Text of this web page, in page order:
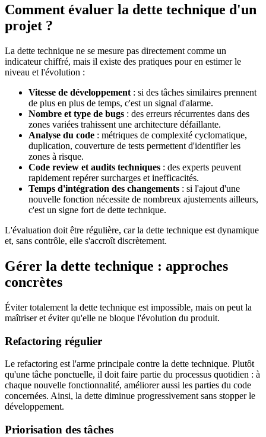
Comment évaluer la dette technique d'un
projet ?
La dette technique ne se mesure pas directement comme un
indicateur chiffré, mais il existe des pratiques pour en estimer le
niveau et l'évolution :
Vitesse de développement : si des tâches similaires prennent
de plus en plus de temps, c'est un signal d'alarme.
Nombre et type de bugs : des erreurs récurrentes dans des
zones variées trahissent une architecture défaillante.
Analyse du code : métriques de complexité cyclomatique,
duplication, couverture de tests permettent d'identifier les
zones à risque.
Code review et audits techniques : des experts peuvent
rapidement repérer surcharges et inefficacités.
Temps d'intégration des changements : si l'ajout d'une
nouvelle fonction nécessite de nombreux ajustements ailleurs,
c'est un signe fort de dette technique.
L'évaluation doit être régulière, car la dette technique est dynamique
et, sans contrôle, elle s'accroît discrètement.
Gérer la dette technique : approches
concrètes
Éviter totalement la dette technique est impossible, mais on peut la
maîtriser et éviter qu'elle ne bloque l'évolution du produit.
Refactoring régulier
Le refactoring est l'arme principale contre la dette technique. Plutôt
qu'une tâche ponctuelle, il doit faire partie du processus quotidien : à
chaque nouvelle fonctionnalité, améliorer aussi les parties du code
concernées. Ainsi, la dette diminue progressivement sans stopper le
développement.
Priorisation des tâches